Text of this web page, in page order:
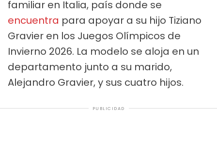
familiar en Italia, país donde se
encuentra para apoyar a su hijo Tiziano
Gravier en los Juegos Olímpicos de
Invierno 2026. La modelo se aloja en un
departamento junto a su marido,
Alejandro Gravier, y sus cuatro hijos.
PUBLICIDAD